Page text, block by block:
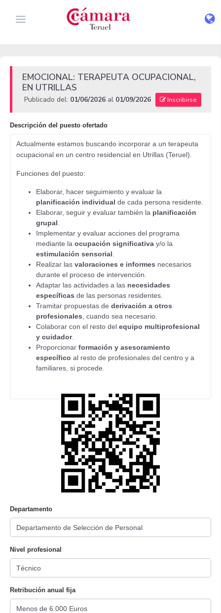
EMOCIONAL: TERAPEUTA OCUPACIONAL,
EN UTRILLAS
Publicado del: 01/06/2026 al 01/09/2026 Inscribirse
Descripción del puesto ofertado
Actualmente estamos buscando incorporar a un terapeuta
ocupacional en un centro residencial en Utrillas (Teruel).
Funciones del puesto:
Elaborar, hacer seguimiento y evaluar la
planificación individual de cada persona residente.
Elaborar, seguir y evaluar también la planificación
grupal
Implementar y evaluar acciones del programa
mediante la ocupación significativa y/o la
estimulación sensorial
Realizar las valoraciones e informes necesarios
durante el proceso de intervención.
Adaptar las actividades a las necesidades
específicas de las personas residentes.
Tramitar propuestas de derivación a otros
profesionales , cuando sea necesario.
Colaborar con el resto del equipo multiprofesional
y cuidador.
Proporcionar formación y asesoramiento
específico al resto de profesionales del centro y a
familiares, si procede.
Departamento
Nivel profesional
Retribución anual fija